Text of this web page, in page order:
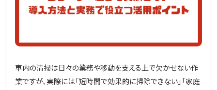
車内の清掃は日々の業務や移動を支える上で欠かせない作
業ですが、実際には「短時間で効果的に掃除できない」「家庭